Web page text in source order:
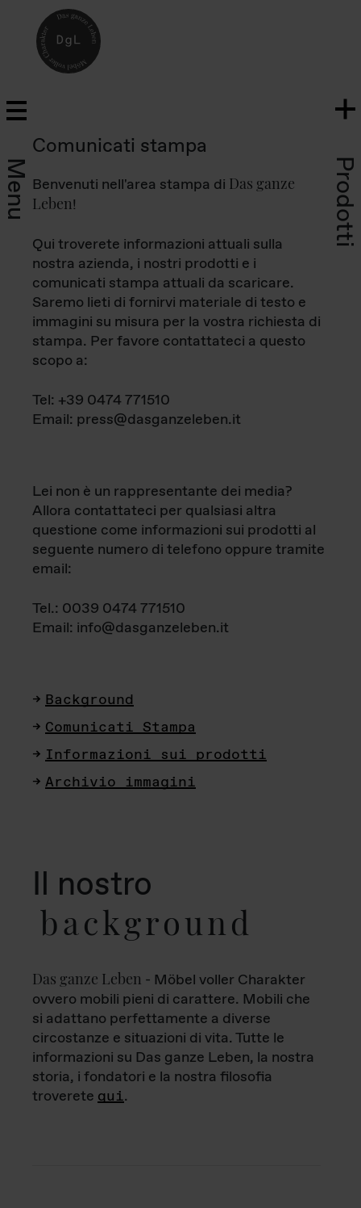
Menu Prodotti
Comunicati stampa
Benvenuti nell'area stampa di Das ganze
Leben!
Qui troverete informazioni attuali sulla
nostra azienda, i nostri prodotti e i
comunicati stampa attuali da scaricare.
Saremo lieti di fornirvi materiale di testo e
immagini su misura per la vostra richiesta di
stampa. Per favore contattateci a questo
scopo a:
Tel: +39 0474 771510
Email: press@dasganzeleben.it
Lei non è un rappresentante dei media?
Allora contattateci per qualsiasi altra
questione come informazioni sui prodotti al
seguente numero di telefono oppure tramite
email:
Tel.: 0039 0474 771510
Email: info@dasganzeleben.it
Background
Comunicati Stampa
Informazioni sui prodotti
Archivio immagini
Il nostro
background
Das ganze Leben - Möbel voller Charakter
ovvero mobili pieni di carattere. Mobili che
si adattano perfettamente a diverse
circostanze e situazioni di vita. Tutte le
informazioni su Das ganze Leben, la nostra
storia, i fondatori e la nostra filosofia
troverete qui.